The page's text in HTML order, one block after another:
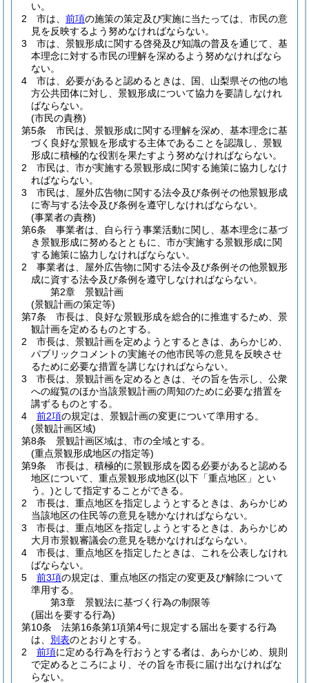
い。
2
市は、 前項の施策の策定及び実施に当たっては、市民の意
見を反映するよう努めなければならない。
3
市は、景観形成に関する啓発及び知識の普及を通じて、基
本理念に対する市民の理解を深めるよう努めなければなら
ない。
4
市は、必要があると認めるときは、国、山梨県その他の地
方公共団体に対し、景観形成について協力を要請しなけれ
ばならない。
(市民の責務)
第5条
市民は、景観形成に関する理解を深め、基本理念に基
づく良好な景観を形成する主体であることを認識し、景観
形成に積極的な役割を果たすよう努めなければならない。
2
市民は、市が実施する景観形成に関する施策に協力しなけ
ればならない。
3
市民は、屋外広告物に関する法令及び条例その他景観形成
に寄与する法令及び条例を遵守しなければならない。
(事業者の責務)
第6条
事業者は、自ら行う事業活動に関し、基本理念に基づ
き景観形成に努めるとともに、市が実施する景観形成に関
する施策に協力しなければならない。
2
事業者は、屋外広告物に関する法令及び条例その他景観形
成に資する法令及び条例を遵守しなければならない。
第2章
景観計画
(景観計画の策定等)
第7条
市長は、良好な景観形成を総合的に推進するため、景
観計画を定めるものとする。
2
市長は、景観計画を定めようとするときは、あらかじめ、
パブリックコメントの実施その他市民等の意見を反映させ
るために必要な措置を講じなければならない。
3
市長は、景観計画を定めるときは、その旨を告示し、公衆
への縦覧のほか当該景観計画の周知のために必要な措置を
講ずるものとする。
4
前2項の規定は、景観計画の変更について準用する。
(景観計画区域)
第8条
景観計画区域は、市の全域とする。
(重点景観形成地区の指定等)
第9条
市長は、積極的に景観形成を図る必要があると認める
地区について、重点景観形成地区(以下「重点地区」とい
う。)として指定することができる。
2
市長は、重点地区を指定しようとするときは、あらかじめ
当該地区の住民等の意見を聴かなければならない。
3
市長は、重点地区を指定しようとするときは、あらかじめ
大月市景観審議会の意見を聴かなければならない。
4
市長は、重点地区を指定したときは、これを公表しなけれ
ばならない。
5
前3項の規定は、重点地区の指定の変更及び解除について
準用する。
第3章
景観法に基づく行為の制限等
(届出を要する行為)
第10条
法第16条第1項第4号に規定する届出を要する行為
は、 別表のとおりとする。
2
前項に定める行為を行おうとする者は、あらかじめ、規則
で定めるところにより、その旨を市長に届け出なければな
らない。